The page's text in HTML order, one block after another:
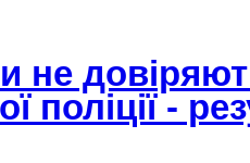
не
поліції -